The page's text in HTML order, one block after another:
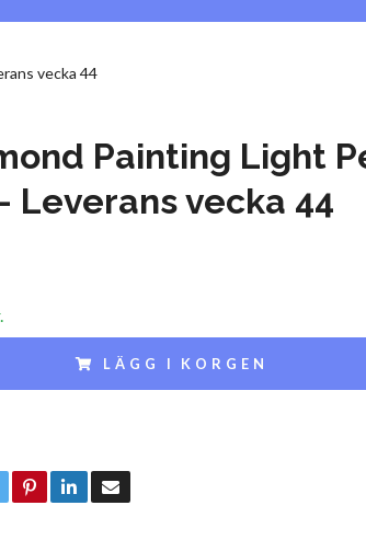
vecka 44
Painting Light
Leverans vecka 44
LÄGG I KORGEN